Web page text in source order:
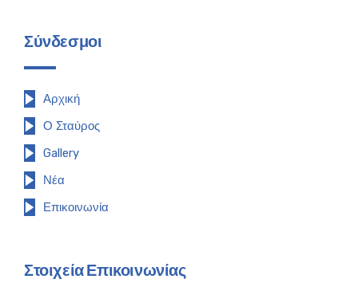
Σύνδεσμοι
Αρχική
Ο Σταύρος
Gallery
Νέα
Επικοινωνία
Στοιχεία Επικοινωνίας